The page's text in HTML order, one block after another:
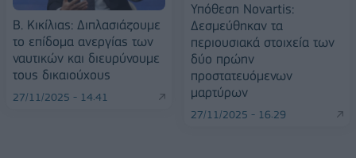
Β. Κικίλιας: Διπλασιάζουμε
το επίδομα ανεργίας των
ναυτικών και διευρύνουμε
τους δικαιούχους
27/11/2025 - 14:41
Υπόθεση Novartis:
Δεσμεύθηκαν τα
περιουσιακά στοιχεία των
δύο πρώην
προστατευόμενων
μαρτύρων
27/11/2025 - 16:29